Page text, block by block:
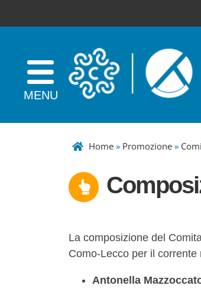
Home» Promozione»
La composizione del
Como-Lecco per il corrente
Antonella